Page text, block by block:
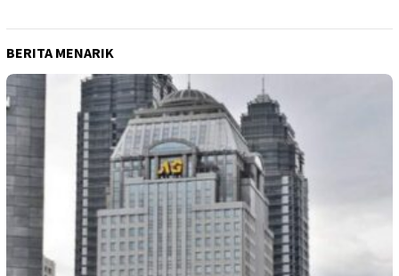
BERITA MENARIK